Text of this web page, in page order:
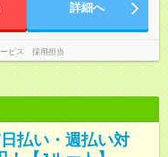
詳細へ
ービス 採用担当
払い・週払い対